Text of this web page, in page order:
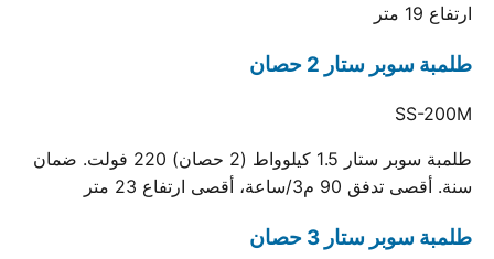
ارتفاع 19 متر
طلمبة سوبر ستار 2 حصان
SS-200M
طلمبة سوبر ستار 1.5 كيلوواط (2 حصان) 220 فولت. ضمان
سنة. أقصى تدفق 90 م3/ساعة، أقصى ارتفاع 23 متر
طلمبة سوبر ستار 3 حصان